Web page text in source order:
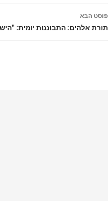
פוסט הבא
תורת אלהים: התבוננות יומית: